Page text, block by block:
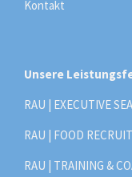
Kontakt
Unsere
RAU | EXECUTIVE
RAU | FOOD
RAU | TRAINING &